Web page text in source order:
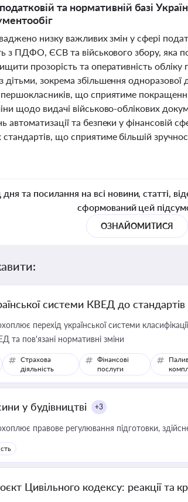
та нормативній базі
низку важливих змін у сфері
з ПДФО, ЄСВ та військового збору, яка
прозорість та оперативність
дітьми, зокрема збільшення
що сприятиме
щодо видачі військово-облікових
автоматизації та безпеки у фінансовій
що сприятиме більшій
та посилання на всі новини, статті,
сформований цей
ОЗНАЙОМИТИСЯ
системи КВЕД до стандартів
перехід української системи
та пов'язані нормативні зміни
Страхова
діяльність
Фінансові
послуги
у будівництві +3
правове регулювання підготовки,
Цивільного кодексу: реакції та